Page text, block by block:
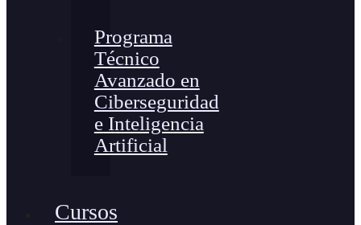
Programa
Técnico
Avanzado en
Ciberseguridad
e Inteligencia
Artificial
Cursos